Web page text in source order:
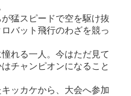
猛スピードで空を駆け抜
バット飛行のわざを競っ
れる一人。今はただ見て
チャンピオンになること
ッカケから、大会へ参加